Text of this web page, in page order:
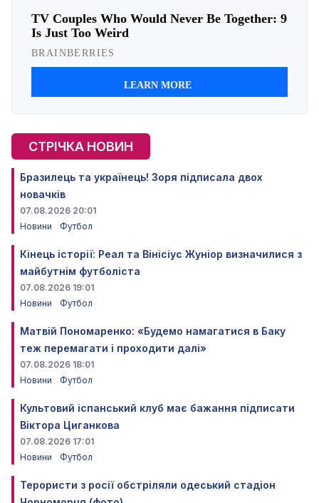
СТРІЧКА НОВИН
Бразилець та українець! Зоря підписала двох
новачків
07.08.2026 20:01
Новини
Футбол
Кінець історії: Реал та Вінісіус Жуніор визначилися з
майбутнім футболіста
07.08.2026 19:01
Новини
Футбол
Матвій Пономаренко: «Будемо намагатися в Баку
теж перемагати і проходити далі»
07.08.2026 18:01
Новини
Футбол
Культовий іспанський клуб має бажання підписати
Віктора Циганкова
07.08.2026 17:01
Новини
Футбол
Терористи з росії обстріляли одеський стадіон